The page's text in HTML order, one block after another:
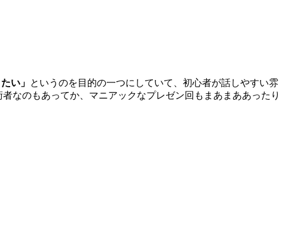
い」 というのを目的の一つにしていて、初心者が話しやすい雰
なのもあってか、マニアックなプレゼン回もまあまああったり